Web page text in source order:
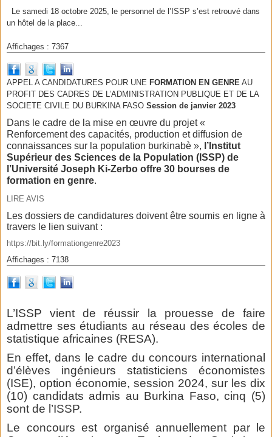
Le samedi 18 octobre 2025, le personnel de l’ISSP s’est retrouvé dans
un hôtel de la place...
Affichages : 7367
APPEL A CANDIDATURES POUR UNE FORMATION EN GENRE AU
PROFIT DES CADRES DE L’ADMINISTRATION PUBLIQUE ET DE LA
SOCIETE CIVILE DU BURKINA FASO Session de janvier 2023
Dans le cadre de la mise en œuvre du projet «
Renforcement des capacités, production et diffusion de
connaissances sur la population burkinabè », l’Institut
Supérieur des Sciences de la Population (ISSP) de
l’Université Joseph Ki-Zerbo offre 30 bourses de
formation en genre.
LIRE AVIS
Les dossiers de candidatures doivent être soumis en ligne à
travers le lien suivant :
https://bit.ly/formationgenre2023
Affichages : 7138
L’ISSP vient de réussir la prouesse de faire
admettre ses étudiants au réseau des écoles de
statistique africaines (RESA).
En effet, dans le cadre du concours international
d’élèves ingénieurs statisticiens économistes
(ISE), option économie, session 2024, sur les dix
(10) candidats admis au Burkina Faso, cinq (5)
sont de l’ISSP.
Le concours est organisé annuellement par le